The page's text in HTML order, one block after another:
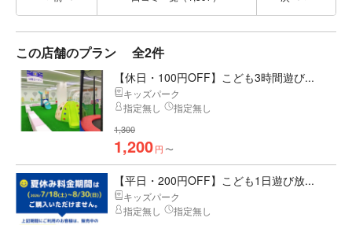
この店舗のプラン 全2件
【休日・100円OFF】こども3時間遊び...
キッズパーク
指定無し
指定無し
1,300
1,200円 〜
【平日・200円OFF】こども1日遊び放...
キッズパーク
指定無し
指定無し